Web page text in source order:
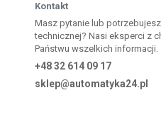
Kontakt
Masz pytanie lub
technicznej? Nasi eksperci z
Państwu wszelkich informacji.
+48 32 614 09 17
sklep@automatyka24.pl